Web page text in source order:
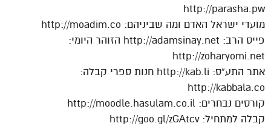
http://parasha.pw
מועדי ישראל האדם ומה שביניהם: http://moadim.co
פייס הרב: http://adamsinay.net הזוהר היומי:
http://zoharyomi.net
אתר התע”ס: http://kab.li חנות ספרי קבלה:
http://kabbala.co
קורסים נבחרים: http://moodle.hasulam.co.il
קבלה למתחיל: http://goo.gl/zGAtcv